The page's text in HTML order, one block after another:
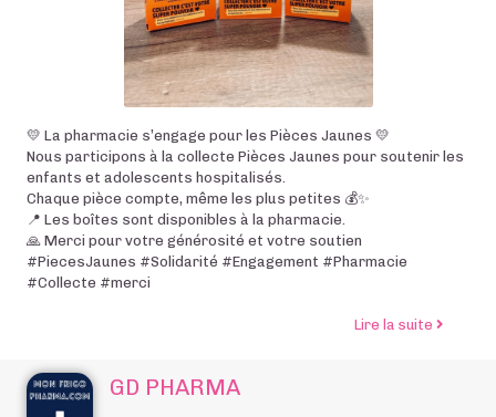
💛 La pharmacie s’engage pour les Pièces Jaunes 💛
Nous participons à la collecte Pièces Jaunes pour soutenir les
enfants et adolescents hospitalisés.
Chaque pièce compte, même les plus petites 💰✨
📍 Les boîtes sont disponibles à la pharmacie.
🙏 Merci pour votre générosité et votre soutien
#PiecesJaunes #Solidarité #Engagement #Pharmacie
#Collecte #merci
Lire la suite de
GD PHARMA